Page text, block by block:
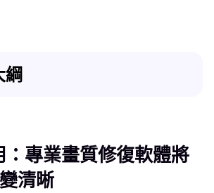
綱
晰化的2個工具推薦
變清晰的常見問答
：專業畫質修復軟體將
清晰